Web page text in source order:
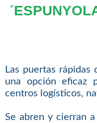
Las puertas rápidas
una opción eficaz
centros logísticos,
Se abren y cierran